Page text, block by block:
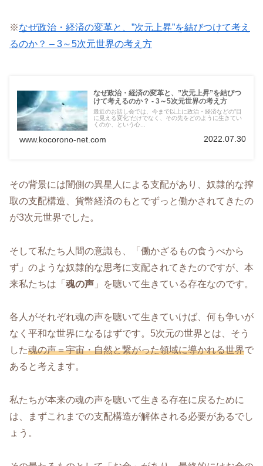
※なぜ政治・経済の変革と、”次元上昇”を結びつけて考え
るのか？ – 3～5次元世界の考え方
なぜ政治・経済の変革と、”次元上昇”を結びつ
けて考えるのか？ - 3～5次元世界の考え方
最近のお話し会では、今まで以上に政治・経済などの”目
に見える変化”だけでなく、その先をどのように生きてい
くのか、という心...
www.kocorono-net.com 2022.07.30
その背景には闇側の異星人による支配があり、奴隷的な搾
取の支配構造、貨幣経済のもとでずっと働かされてきたの
が3次元世界でした。
そして私たち人間の意識も、「働かざるもの食うべから
ず」のような奴隷的な思考に支配されてきたのですが、本
来私たちは「 魂の声 」を聴いて生きている存在なのです。
各人がそれぞれ魂の声を聴いて生きていけば、何も争いが
なく平和な世界になるはずです。5次元の世界とは、そう
した魂の声＝宇宙・自然と繋がった領域に導かれる世界で
あると考えます。
私たちが本来の魂の声を聴いて生きる存在に戻るために
は、まずこれまでの支配構造が解体される必要があるでし
ょう。